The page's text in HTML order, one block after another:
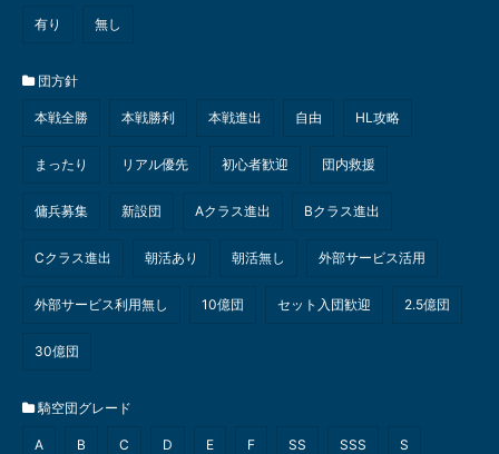
有り 無し
団方針
本戦全勝 本戦勝利 本戦進出 自由 HL攻略
まったり リアル優先 初心者歓迎 団内救援
傭兵募集 新設団 Aクラス進出 Bクラス進出
Cクラス進出 朝活あり 朝活無し 外部サービス活用
外部サービス利用無し 10億団 セット入団歓迎 2.5億団
30億団
騎空団グレード
A B C D E F SS SSS S